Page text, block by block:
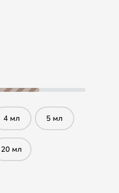
4 мл 5 мл
20 мл